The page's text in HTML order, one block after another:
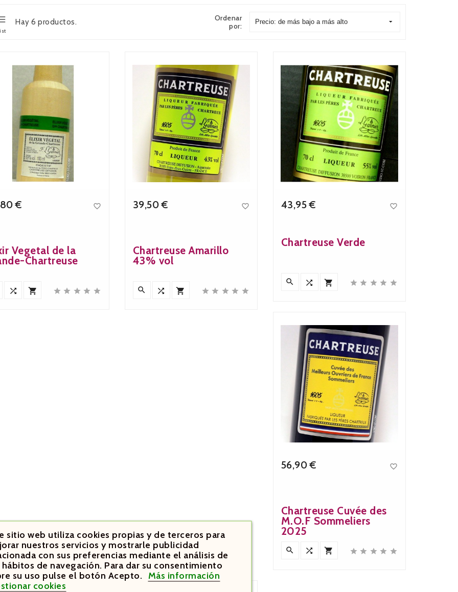
Hay 6 productos.
Ordenar
por:
Precio: de más bajo a más alto
€ 
Vegetal de la
Chartreuse
      
39,50 € 
Chartreuse Amarillo
43% vol
       
43,95 € 
Chartreuse Verde
       
56,90 € 
Chartreuse Cuvée des
M.O.F Sommeliers
2025
       
sitio web utiliza cookies propias y de terceros para
nuestros servicios y mostrarle publicidad
con sus preferencias mediante el análisis de
hábitos de navegación. Para dar su consentimiento
su uso pulse el botón Acepto. Más información
cookies